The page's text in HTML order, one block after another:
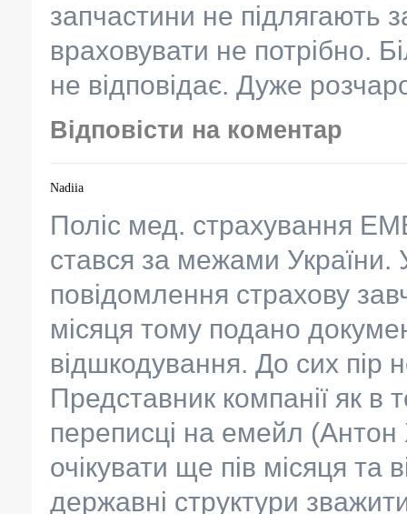
запчастини не підлягають
враховувати не потрібно.
не відповідає. Дуже
Відповісти на коментар
Nadiia
Поліс мед. страхування
стався за межами України.
повідомлення страхову
місяця тому подано
відшкодування. До сих пір
Представник компанії як в
переписці на емейл
очікувати ще пів місяця та
державні структури